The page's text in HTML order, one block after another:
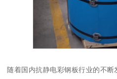
随着国内抗静电彩钢板行业的不